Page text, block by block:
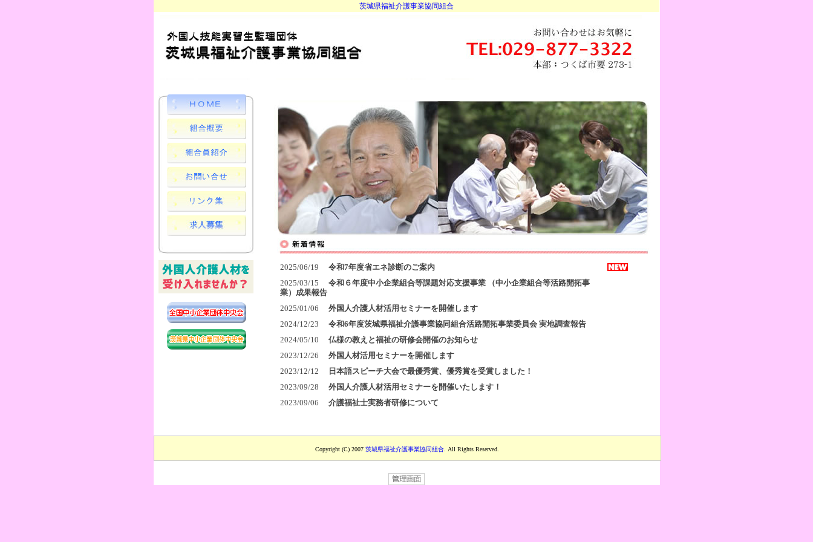
茨城県福祉介護事業協同組合
Copyright (C) 2007 茨城県福祉介護事業協同組合 . All Rights Reserved.